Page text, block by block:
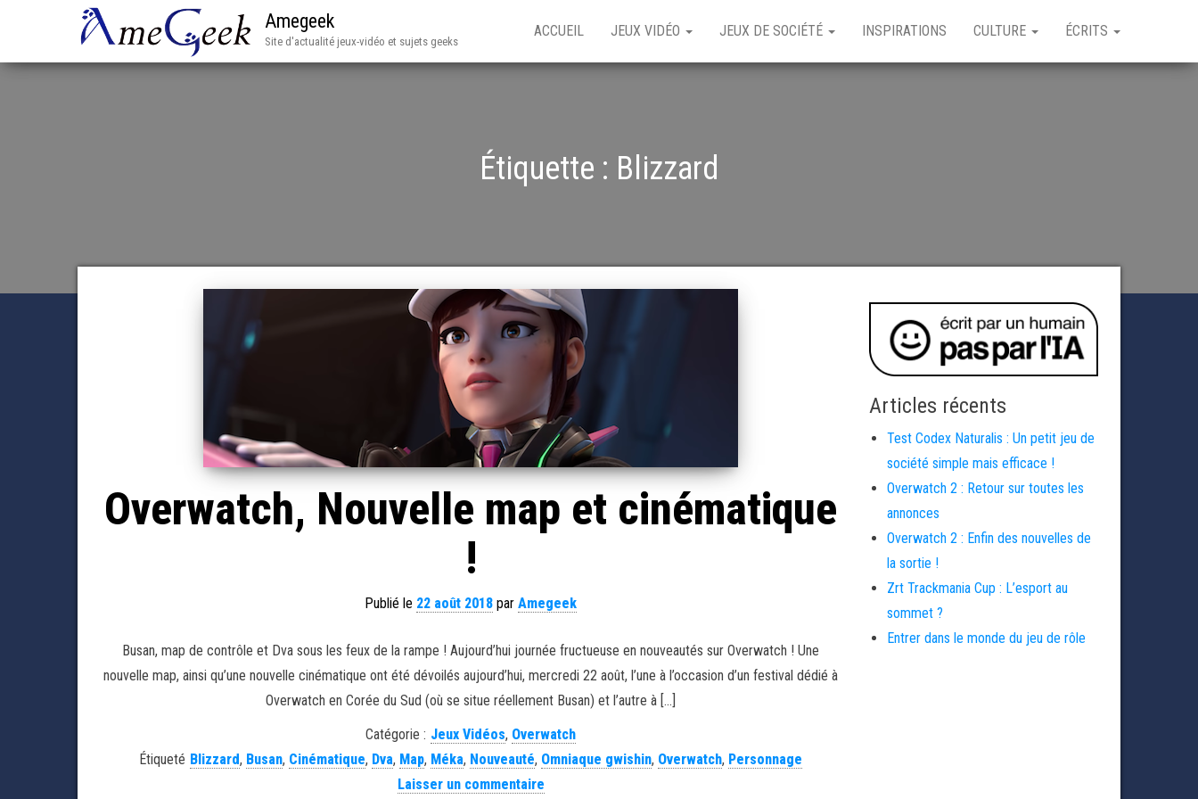
Amegeek
Site d'actualité jeux-vidéo et sujets geeks
ACCUEIL JEUX VIDÉO JEUX DE SOCIÉTÉ INSPIRATIONS CULTURE ÉCRITS
Étiquette : Blizzard
Overwatch, Nouvelle map et cinématique
!
Publié le 22 août 2018 parAmegeek
Busan, map de contrôle et Dva sous les feux de la rampe ! Aujourd’hui journée fructueuse en nouveautés sur Overwatch ! Une
nouvelle map, ainsi qu’une nouvelle cinématique ont été dévoilés aujourd’hui, mercredi 22 août, l’une à l’occasion d’un festival dédié à
Overwatch en Corée du Sud (où se situe réellement Busan) et l’autre à […]
Catégorie : Jeux Vidéos, Overwatch
Étiqueté Blizzard, Busan, Cinématique, Dva, Map, Méka, Nouveauté, Omniaque gwishin, Overwatch, Personnage
Laisser un commentaire
Articles récents
Test Codex Naturalis : Un petit jeu de
société simple mais efficace !
Overwatch 2 : Retour sur toutes les
annonces
Overwatch 2 : Enfin des nouvelles de
la sortie !
Zrt Trackmania Cup : L’esport au
sommet ?
Entrer dans le monde du jeu de rôle